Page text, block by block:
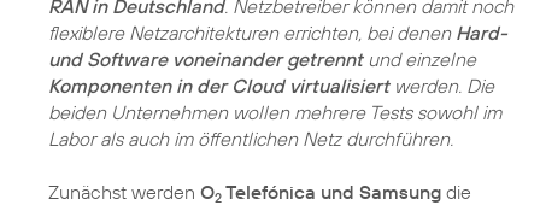
RAN in Deutschland. Netzbetreiber können damit noch
flexiblere Netzarchitekturen errichten, bei denenHard-
und Software voneinander getrenntund einzelne
Komponenten in der Cloud virtualisiertwerden. Die
beiden Unternehmen wollen mehrere Tests sowohl im
Labor als auch im öffentlichen Netz durchführen.
Zunächst werden O2 Telefónica und Samsung die